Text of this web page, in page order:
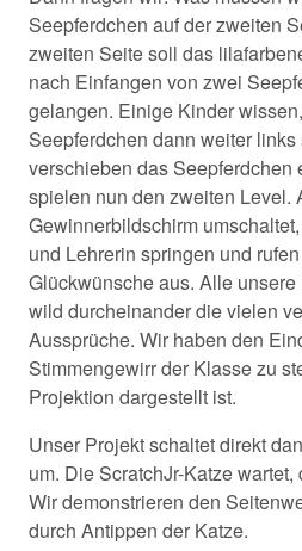
Seepferdchen auf der zweiten
zweiten Seite soll das
nach Einfangen von zwei
gelangen. Einige Kinder
Seepferdchen dann weiter
verschieben das Seepferdchen
spielen nun den zweiten Level.
Gewinnerbildschirm
und Lehrerin springen und
Glückwünsche aus. Alle
wild durcheinander die vielen
Aussprüche. Wir haben den
Stimmengewirr der Klasse zu
Projektion dargestellt ist.
Unser Projekt schaltet direkt
um. Die ScratchJr-Katze
Wir demonstrieren den
durch Antippen der Katze.